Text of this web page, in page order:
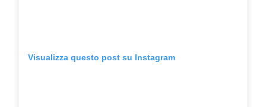
Visualizza questo post su Instagram